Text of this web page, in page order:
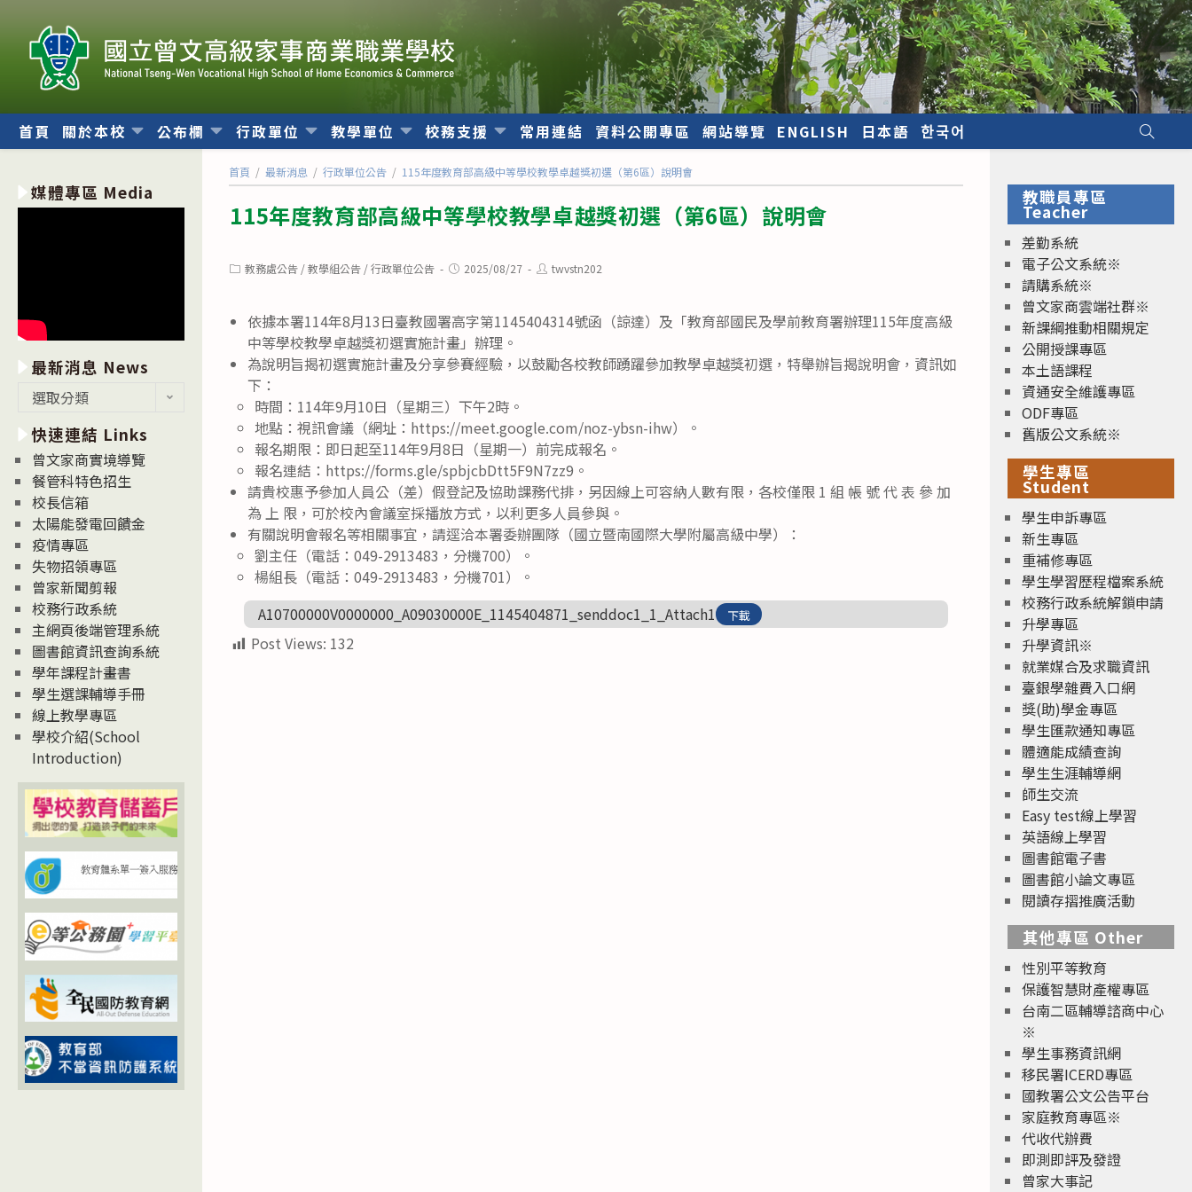
內
首頁 關於本校 公布欄 行政單位 教學單位 校務支援 常用連結 資料公開專區 網站導覽 ENGLISH 日本語 한국어
首頁 / 最新消息 / 行政單位公告 / 115年度教育部高級中等學校教學卓越獎初選（第6區）說明會
115年度教育部高級中等學校教學卓越獎初選（第6區）說明會
Post教務處公告 / 教學組公告 / 行政單位公告
Post2025/08/27
Posttwvstn202
依據本署114年8月13日臺教國署高字第1145404314號函（諒達）及「教育部國民及學前教育署辦理115年度高級
中等學校教學卓越獎初選實施計畫」辦理。
為說明旨揭初選實施計畫及分享參賽經驗，以鼓勵各校教師踴躍參加教學卓越獎初選，特舉辦旨揭說明會，資訊如
下：
時間：114年9月10日（星期三）下午2時。
地點：視訊會議（網址：https://meet.google.com/noz-ybsn-ihw）。
報名期限：即日起至114年9月8日（星期一）前完成報名。
報名連結：https://forms.gle/spbjcbDtt5F9N7zz9。
請貴校惠予參加人員公（差）假登記及協助課務代排，另因線上可容納人數有限，各校僅限 1 組 帳 號 代 表 參 加
為 上 限，可於校內會議室採播放方式，以利更多人員參與。
有關說明會報名等相關事宜，請逕洽本署委辦團隊（國立暨南國際大學附屬高級中學）：
劉主任（電話：049-2913483，分機700）。
楊組長（電話：049-2913483，分機701）。
A10700000V0000000_A09030000E_1145404871_senddoc1_1_Attach1
下載
Post Views: 132
媒體專區 Media
最新消息 News
消
息
News
選取分類
快速連結 Links
曾文家商實境導覽
餐管科特色招生
校長信箱
太陽能發電回饋金
疫情專區
失物招領專區
曾家新聞剪報
校務行政系統
主網頁後端管理系統
圖書館資訊查詢系統
學年課程計畫書
學生選課輔導手冊
線上教學專區
學校介紹(School
Introduction)
教職員專區
Teacher
差勤系統
電子公文系統※
請購系統※
曾文家商雲端社群※
新課綱推動相關規定
公開授課專區
本土語課程
資通安全維護專區
ODF專區
舊版公文系統※
學生專區
Student
學生申訴專區
新生專區
重補修專區
學生學習歷程檔案系統
校務行政系統解鎖申請
升學專區
升學資訊※
就業媒合及求職資訊
臺銀學雜費入口網
獎(助)學金專區
學生匯款通知專區
體適能成績查詢
學生生涯輔導網
師生交流
Easy test線上學習
英語線上學習
圖書館電子書
圖書館小論文專區
閱讀存摺推廣活動
其他專區 Other
性別平等教育
保護智慧財產權專區
台南二區輔導諮商中心
※
學生事務資訊網
移民署ICERD專區
國教署公文公告平台
家庭教育專區※
代收代辦費
即測即評及發證
曾家大事記